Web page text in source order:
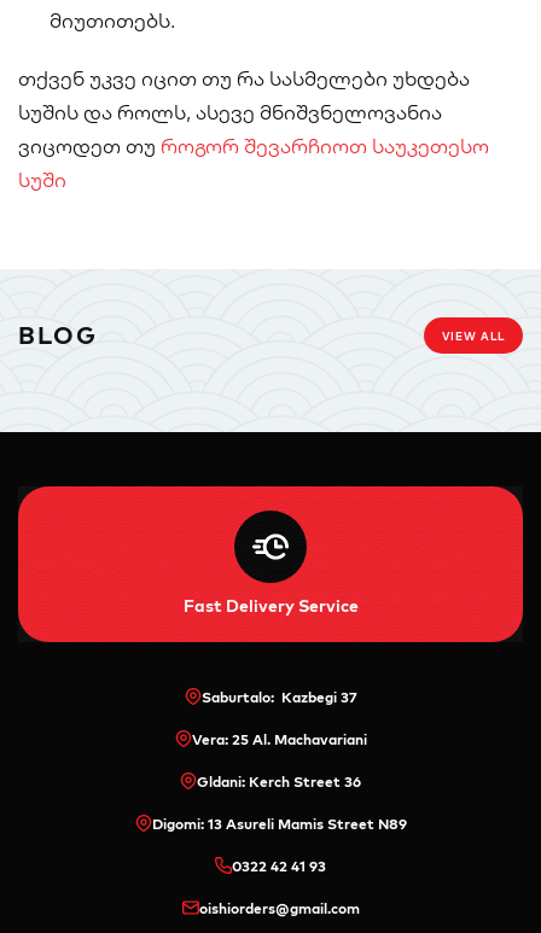
მიუთითებს.
თქვენ უკვე იცით თუ რა სასმელები უხდება
სუშის და როლს, ასევე მნიშვნელოვანია
ვიცოდეთ თუ როგორ შევარჩიოთ საუკეთესო
სუში
BLOG VIEW ALL
Fast Delivery Service
Saburtalo: Kazbegi 37
Vera: 25 Al. Machavariani
Gldani: Kerch Street 36
Digomi: 13 Asureli Mamis Street N89
0322 42 41 93
oishiorders@gmail.com